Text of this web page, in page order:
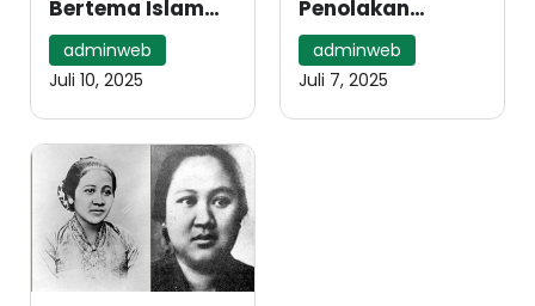
Bertema Islam
Untuk Menemani
Santri di
Pesantren
adminweb
Juli 10, 2025
Penolakan
Organisasi
Muhammadiyah
di Mekah Tahun
adminweb
Juli 7, 2025